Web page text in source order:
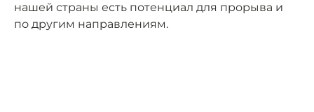
нашей страны есть потенциал для прорыва и
по другим направлениям.